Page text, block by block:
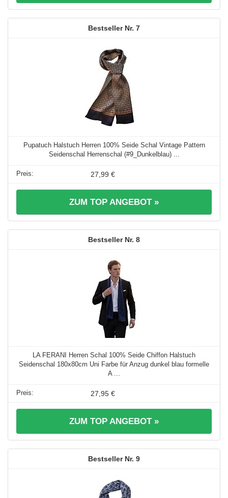
7
Pupatuch Halstuch Herren 100% Seide Schal Vintage Pattern
Seidenschal Herrenschal (#9_Dunkelblau) ...
27,99 €
ZUM TOP ANGEBOT »
8
LA FERANI Herren Schal 100% Seide Chiffon Halstuch
Seidenschal 180x80cm Uni Farbe für Anzug dunkel blau formelle
A ...
27,95 €
ZUM TOP ANGEBOT »
9